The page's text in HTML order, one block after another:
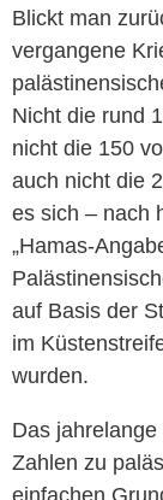
Blickt man
vergangene
Nicht die rund
nicht die 150
auch nicht die
es sich – nach
„Hamas-
auf Basis der
im
wurden.
Das
Zahlen zu